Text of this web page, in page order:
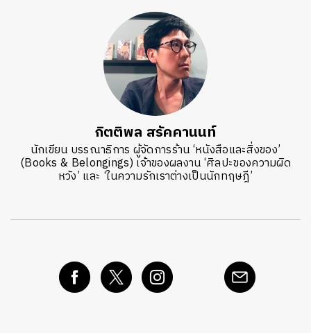
กิตติพล สรัคคานนท์
นักเขียน บรรณาธิการ ผู้จัดการร้าน ‘หนังสือและสิ่งของ’
(Books & Belongings) เจ้าของผลงาน ‘ศิลปะของความผิด
หวัง’ และ ‘ในความรักเราต่างเป็นนักทฤษฎี’